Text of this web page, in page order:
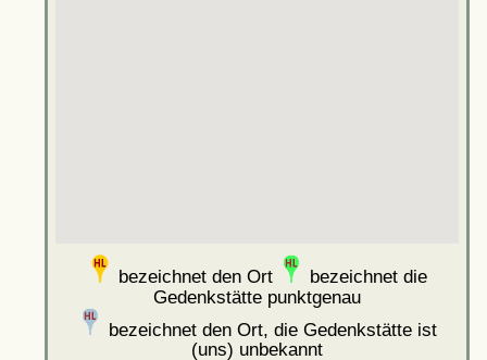
bezeichnet den Ort
bezeichnet die
Gedenkstätte punktgenau
bezeichnet den Ort, die Gedenkstätte ist
(uns) unbekannt